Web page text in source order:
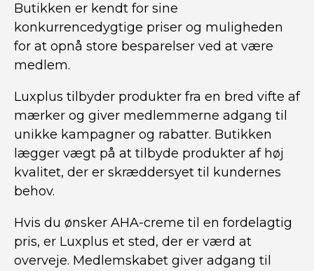
Butikken er kendt for sine
konkurrencedygtige priser og muligheden
for at opnå store besparelser ved at være
medlem.
Luxplus tilbyder produkter fra en bred vifte af
mærker og giver medlemmerne adgang til
unikke kampagner og rabatter. Butikken
lægger vægt på at tilbyde produkter af høj
kvalitet, der er skræddersyet til kundernes
behov.
Hvis du ønsker AHA-creme til en fordelagtig
pris, er Luxplus et sted, der er værd at
overveje. Medlemskabet giver adgang til